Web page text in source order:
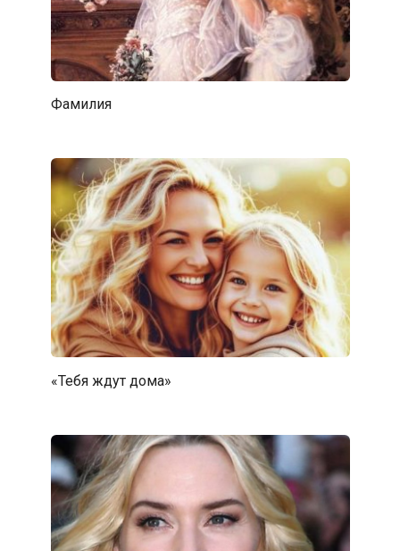
Фамилия
«Тебя ждут дома»